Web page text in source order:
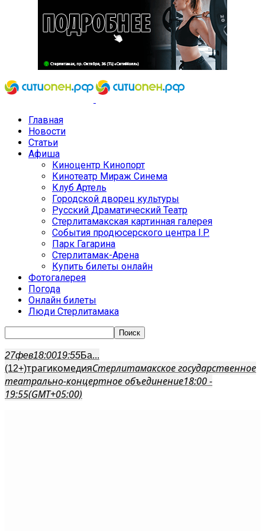
Главная
Новости
Статьи
Афиша
Киноцентр Кинопорт
Кинотеатр Мираж Синема
Клуб Артель
Городской дворец культуры
Русский Драматический Театр
Стерлитамакская картинная галерея
События продюсерского центра I.P.
Парк Гагарина
Стерлитамак-Арена
Купить билеты онлайн
Фотогалерея
Погода
Онлайн билеты
Люди Стерлитамака
27фев18:0019:55Ба...
(12+)трагикомедияСтерлитамакское государственное
театрально-концертное объединение18:00 -
19:55(GMT+05:00)